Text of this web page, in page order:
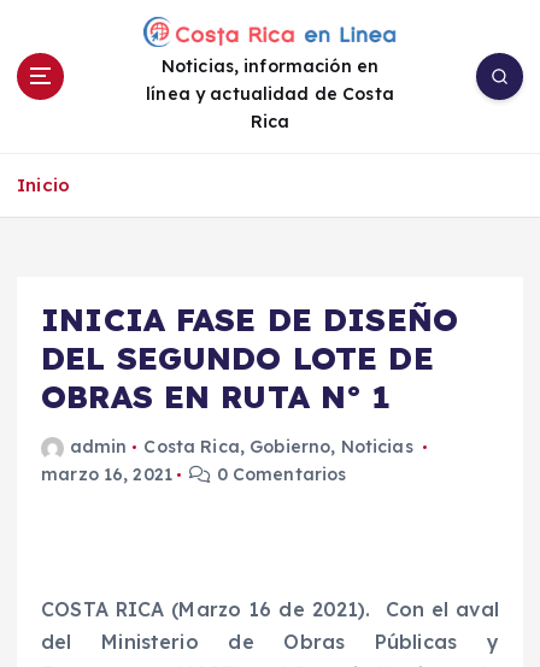
Noticias, información en
línea y actualidad de Costa
Rica
Inicio
INICIA FASE DE DISEÑO
DEL SEGUNDO LOTE DE
OBRAS EN RUTA N° 1
admin Costa Rica, Gobierno, Noticias
marzo 16, 2021
0 Comentarios
COSTA RICA (Marzo 16 de 2021). Con el aval
del Ministerio de Obras Públicas y